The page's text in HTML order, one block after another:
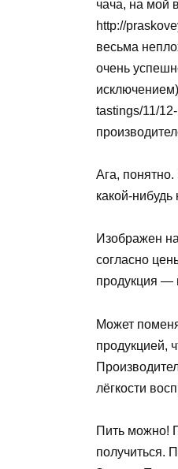
чача, на мой
http://
весьма
очень
tastings/11/
Ага,
какой-нибудь
Изображен
согласно
продукция —
Может
продукцией,
лёгкости
Пить можно!
получиться.